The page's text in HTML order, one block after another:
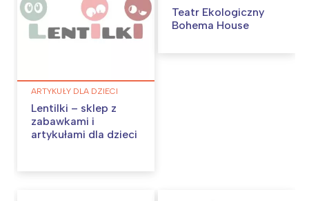
ARTYKUŁY DLA DZIECI
Lentilki – sklep z
zabawkami i
artykułami dla dzieci
Teatr Ekologiczny
Bohema House